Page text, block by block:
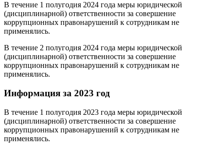
В течение 1 полугодия 2024 года меры юридической
(дисциплинарной) ответственности за совершение
коррупционных правонарушений к сотрудникам не
применялись.
В течение 2 полугодия 2024 года меры юридической
(дисциплинарной) ответственности за совершение
коррупционных правонарушений к сотрудникам не
применялись.
Информация за 2023 год
В течение 1 полугодия 2023 года меры юридической
(дисциплинарной) ответственности за совершение
коррупционных правонарушений к сотрудникам не
применялись.